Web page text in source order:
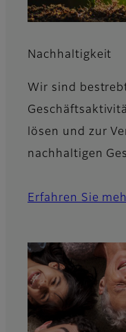
Nachhaltigkeit
Wir sind
lösen und zur
nachhaltigen
Erfahren Sie